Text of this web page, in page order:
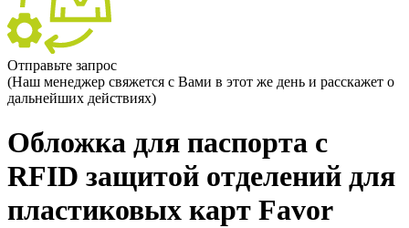
Отправьте запрос
(Наш менеджер свяжется с Вами в этот же день и расскажет о
дальнейших действиях)
Обложка для паспорта с
RFID защитой отделений для
пластиковых карт Favor